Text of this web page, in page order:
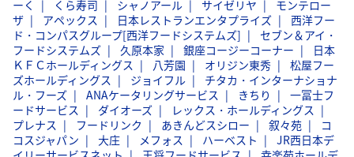
ーく
くら寿司 シャノアール サイゼリヤ
モンテロー
ザ
アペックス 日本レストランエンタプライズ
西洋フー
ド・コンパスグループ[西洋フードシステムズ]
セブン＆アイ・
フードシステムズ
久原本家 銀座コージーコーナー
日本
ＫＦＣホールディングス
八芳園 オリジン東秀
松屋フー
ズホールディングス
ジョイフル
チタカ・インターナショナ
ル・フーズ
ANAケータリングサービス きちり
一冨士フ
ードサービス
ダイオーズ
レックス・ホールディングス
プレナス
フードリンク あきんどスシロー 叙々苑
コ
コスジャパン
大庄 メフォス ハーベスト
JR西日本デ